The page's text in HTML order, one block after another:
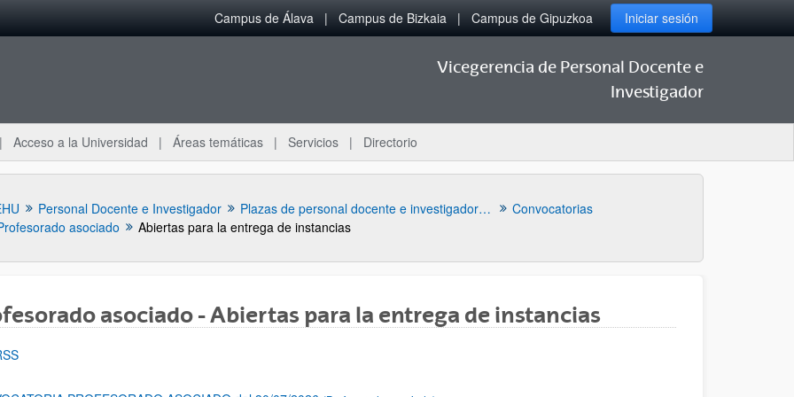
Campus de Álava Campus de Bizkaia Campus de Gipuzkoa Iniciar sesión
Vicegerencia de Personal Docente e
Investigador
Acceso a la Universidad Áreas temáticas Servicios Directorio
Personal Docente e Investigador Plazas de personal docente e investigador temporal
Convocatorias
asociado
Abiertas para la entrega de instancias
subpáginas
asociado - Abiertas para la entrega de instancias